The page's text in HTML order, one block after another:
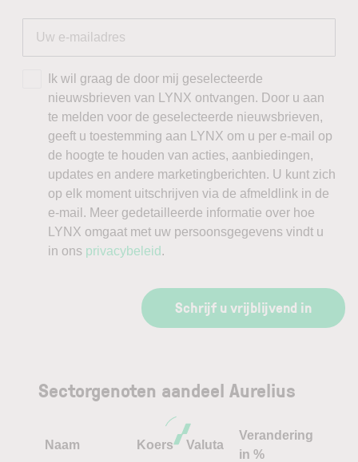
Ik wil graag de door mij geselecteerde
nieuwsbrieven van LYNX ontvangen. Door u aan
te melden voor de geselecteerde nieuwsbrieven,
geeft u toestemming aan LYNX om u per e-mail op
de hoogte te houden van acties, aanbiedingen,
updates en andere marketingberichten. U kunt zich
op elk moment uitschrijven via de afmeldlink in de
e-mail. Meer gedetailleerde informatie over hoe
LYNX omgaat met uw persoonsgegevens vindt u
in ons privacybeleid .
Schrijf u vrijblijvend in
Sectorgenoten aandeel Aurelius
Naam Koers Valuta
Verandering
in %